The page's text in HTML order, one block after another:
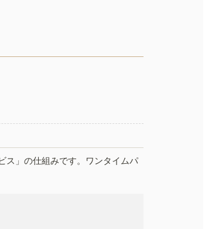
ス」の仕組みです。ワンタイムパ